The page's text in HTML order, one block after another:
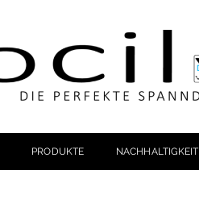
PRODUKTE NACHHALTIGKEIT